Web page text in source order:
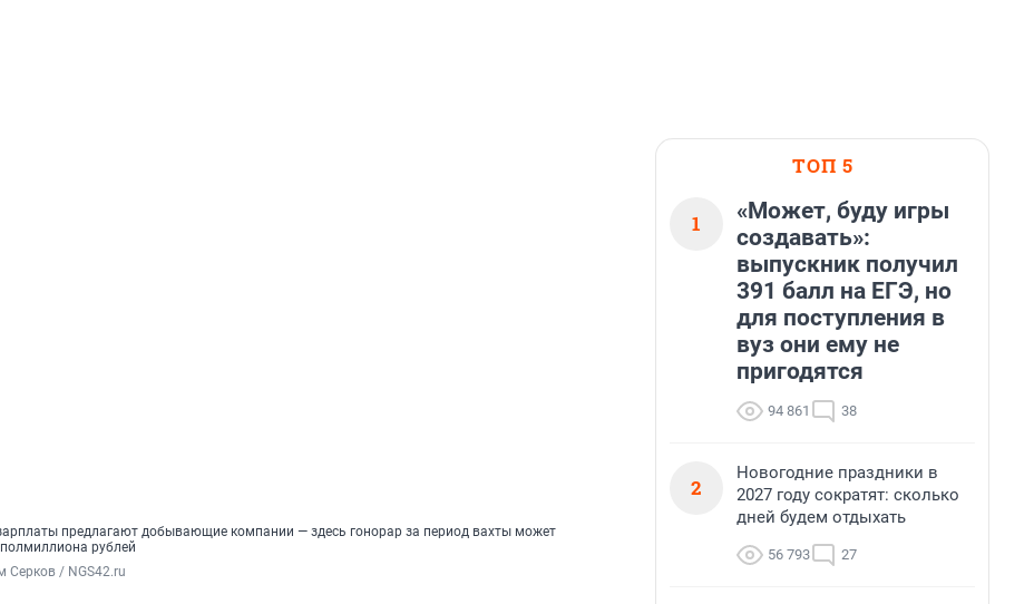
предлагают добывающие компании — здесь гонорар за период вахты может
рублей
Серков / NGS42.ru
ТОП 5
1
«Может, буду игры
создавать»:
выпускник получил
391 балл на ЕГЭ, но
для поступления в
вуз они ему не
пригодятся
94 861 38
2
Новогодние праздники в
2027 году сократят: сколько
дней будем отдыхать
56 793 27